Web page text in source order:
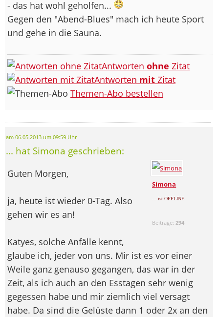
- das hat wohl geholfen...
Gegen den "Abend-Blues" mach ich heute Sport
und gehe in die Sauna.
Antworten ohne Zitat
Antworten mit Zitat
Themen-Abo bestellen
am 06.05.2013 um 09:59 Uhr
... hat Simona geschrieben:
Simona
... ist OFFLINE
Beiträge: 294
Guten Morgen,
ja, heute ist wieder 0-Tag. Also
gehen wir es an!
Katyes, solche Anfälle kennt,
glaube ich, jeder von uns. Mir ist es vor einer
Weile ganz genauso gegangen, das war in der
Zeit, als ich auch an den Esstagen sehr wenig
gegessen habe und mir ziemlich viel versagt
habe. Da sind die Gelüste dann 1 oder 2x an den